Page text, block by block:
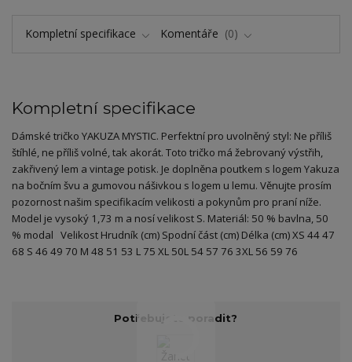
Kompletní specifikace Komentáře 0
Kompletní specifikace
Dámské tričko YAKUZA MYSTIC. Perfektní pro uvolněný styl: Ne příliš
štíhlé, ne příliš volné, tak akorát. Toto tričko má žebrovaný výstřih,
zakřivený lem a vintage potisk. Je doplněna poutkem s logem Yakuza
na bočním švu a gumovou nášivkou s logem u lemu. Věnujte prosím
pozornost našim specifikacím velikosti a pokynům pro praní níže.
Model je vysoký 1,73 m a nosí velikost S. Materiál: 50 % bavlna, 50
% modal Velikost Hrudník (cm) Spodní část (cm) Délka (cm) XS 44 47
68 S 46 49 70 M 48 51 53 L 75 XL 50L 54 57 76 3XL 56 59 76
Potřebujete poradit?